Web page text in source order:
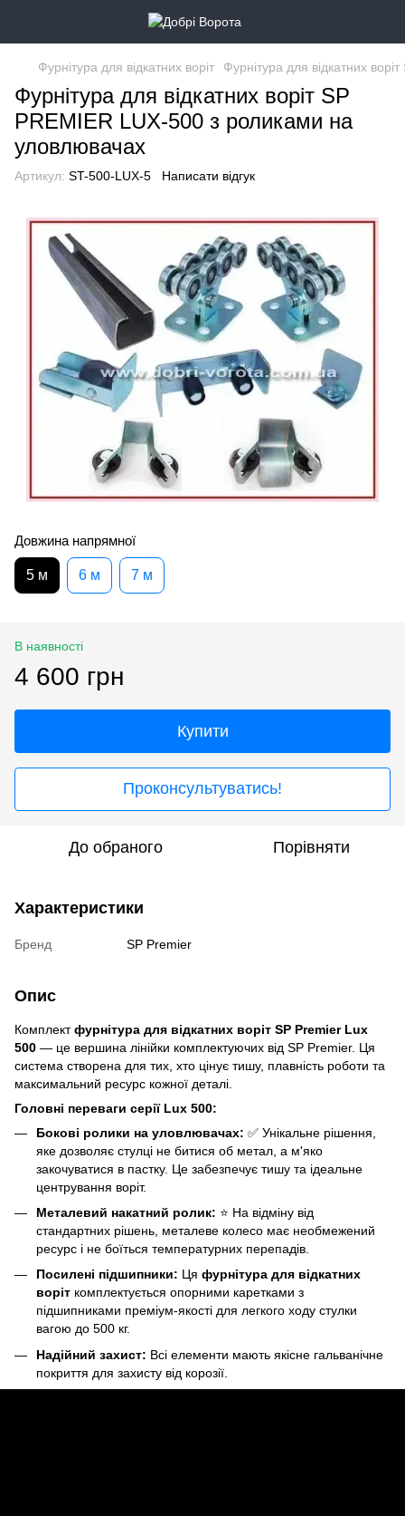
Фурнітура для відкатних воріт Фурнітура для відкатних
Фурнітура для відкатних воріт SP
PREMIER LUX-500 з роликами на
уловлювачах
Артикул: ST-500-LUX-5 Написати відгук
Довжина напрямної
5 м 6 м 7 м
В наявності
4 600 грн
Купити
Проконсультуватись!
До обраного Порівняти
Характеристики
Бренд SP Premier
Опис
Комплектфурнітура для відкатних воріт SP Premier Lux
500 — це вершина лінійки комплектуючих від SP Premier. Ця
система створена для тих, хто цінує тишу, плавність роботи та
максимальний ресурс кожної деталі.
Головні переваги серії Lux 500:
Бокові ролики на уловлювачах: ✅ Унікальне рішення,
яке дозволяє стулці не битися об метал, а м'яко
закочуватися в пастку. Це забезпечує тишу та ідеальне
центрування воріт.
Металевий накатний ролик: ⭐ На відміну від
стандартних рішень, металеве колесо має необмежений
ресурс і не боїться температурних перепадів.
Посилені підшипники: Ця фурнітура для відкатних
воріт комплектується опорними каретками з
підшипниками преміум-якості для легкого ходу стулки
вагою до 500 кг.
Надійний захист: Всі елементи мають якісне гальванічне
покриття для захисту від корозії.